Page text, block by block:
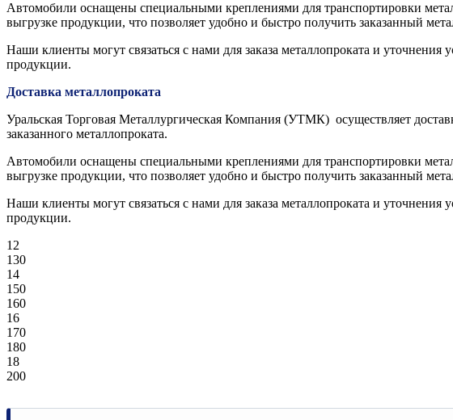
Автомобили оснащены специальными креплениями для транспортировки
выгрузке продукции, что позволяет удобно и быстро получить заказанный
Наши клиенты могут связаться с нами для заказа металлопроката и
продукции.
Доставка металлопроката
Уральская Торговая Металлургическая Компания (УТМК) осуществляет
заказанного металлопроката.
Автомобили оснащены специальными креплениями для транспортировки
выгрузке продукции, что позволяет удобно и быстро получить заказанный
Наши клиенты могут связаться с нами для заказа металлопроката и
продукции.
12
130
14
150
160
16
170
180
18
200